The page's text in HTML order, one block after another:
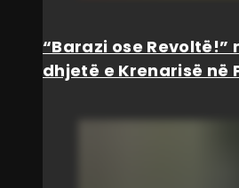
“Barazi ose
dhjetë e Krenarisë në